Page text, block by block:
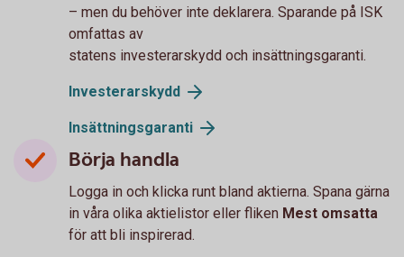
– men du behöver inte deklarera. Sparande på ISK
omfattas av
statens investerarskydd och insättningsgaranti.
Investerarskydd
Insättningsgaranti
Börja handla
Logga in och klicka runt bland aktierna. Spana gärna
in våra olika aktielistor eller fliken Mest omsatta
för att bli inspirerad.